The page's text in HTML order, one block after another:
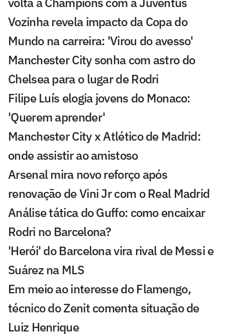
Vozinha revela impacto da Copa do
Mundo na carreira: 'Virou do avesso'
Manchester City sonha com astro do
Chelsea para o lugar de Rodri
Filipe Luís elogia jovens do Monaco:
'Querem aprender'
Manchester City x Atlético de Madrid:
onde assistir ao amistoso
Arsenal mira novo reforço após
renovação de Vini Jr com o Real Madrid
Análise tática do Guffo: como encaixar
Rodri no Barcelona?
'Herói' do Barcelona vira rival de Messi e
Suárez na MLS
Em meio ao interesse do Flamengo,
técnico do Zenit comenta situação de
Luiz Henrique